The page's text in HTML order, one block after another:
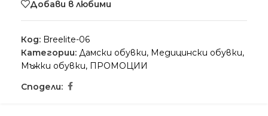
Добави в любими
Код: Breelite-06
Категории: Дамски обувки, Медицински обувки,
Мъжки обувки, ПРОМОЦИИ
Сподели: